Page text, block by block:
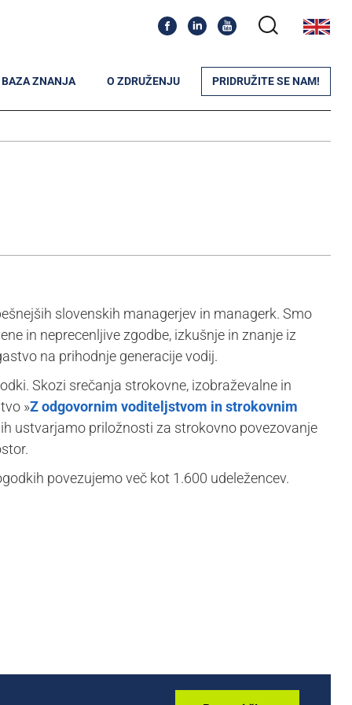
BAZA ZNANJA O ZDRUŽENJU PRIDRUŽITE SE NAM!
slovenskih managerjev in managerk. Smo
in neprecenljive zgodbe, izkušnje in znanje iz
na prihodnje generacije vodij.
Skozi srečanja strokovne, izobraževalne in
»Z odgovornim voditeljstvom in strokovnim
ustvarjamo priložnosti za strokovno povezovanje
povezujemo več kot 1.600 udeležencev.